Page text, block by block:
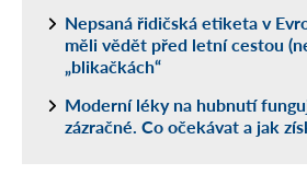
Nepsaná řidičská etiketa v
měli vědět před letní cestou
„blikačkách“
Moderní léky na hubnutí
zázračné. Co očekávat a jak